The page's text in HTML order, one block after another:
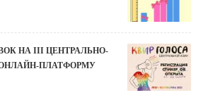
НА III ЦЕНТРАЛЬНО-
ПЛАТФОРМУ